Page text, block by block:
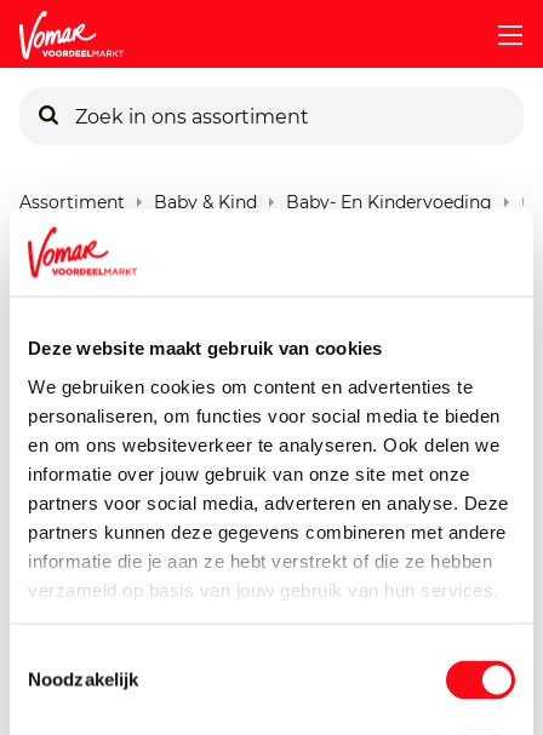
Deze website maakt gebruik van cookies
We gebruiken cookies om content en advertenties te
personaliseren, om functies voor social media te bieden
en om ons websiteverkeer te analyseren. Ook delen we
informatie over jouw gebruik van onze site met onze
partners voor social media, adverteren en analyse. Deze
partners kunnen deze gegevens combineren met andere
informatie die je aan ze hebt verstrekt of die ze hebben
verzameld op basis van jouw gebruik van hun services.
Noodzakelijk
Pincode vergeten
Persoonlijk KIK-account
Assortiment Baby & Kind Baby- En Kindervoeding
Organix Oatmeal